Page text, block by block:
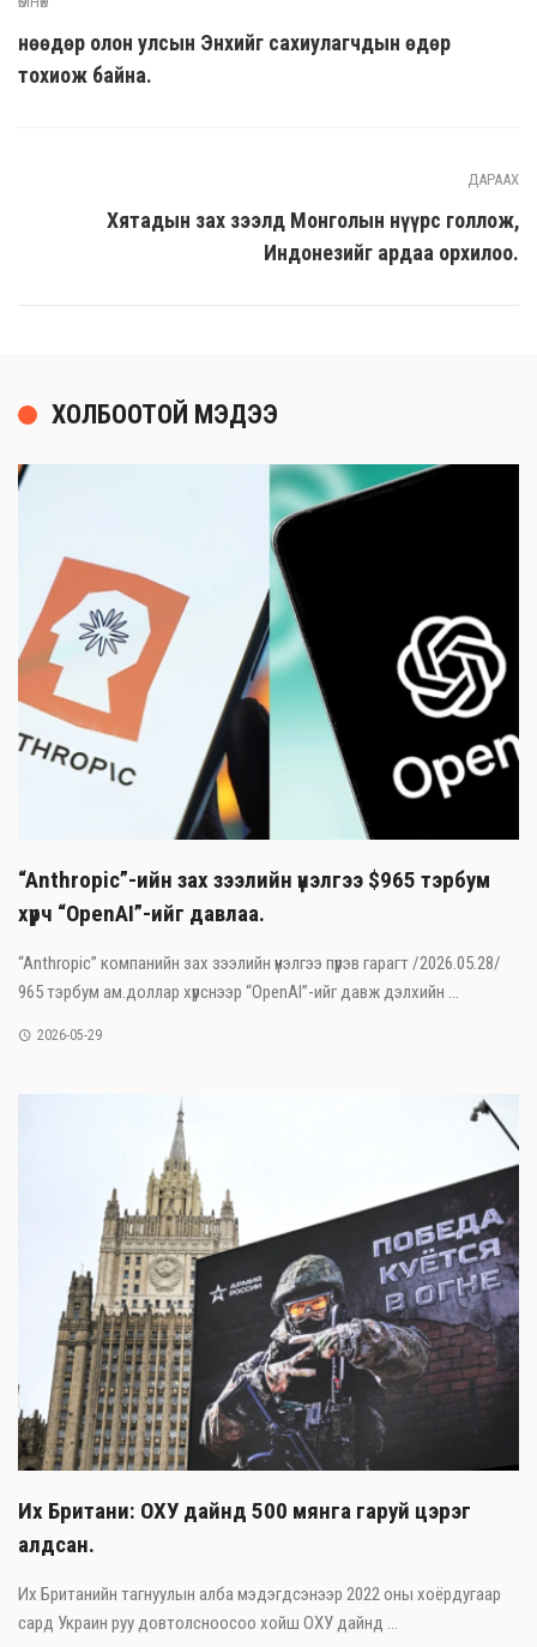
Өнөөдөр олон улсын Энхийг сахиулагчдын өдөр
тохиож байна.
ДАРААХ
Хятадын зах зээлд Монголын нүүрс голлож,
Индонезийг ардаа орхилоо.
ХОЛБООТОЙ МЭДЭЭ
“Anthropic”-ийн зах зээлийн үнэлгээ $965 тэрбум
хүрч “OpenAI”-ийг давлаа.
“Anthropic” компанийн зах зээлийн үнэлгээ пүрэв гарагт /2026.05.28/
965 тэрбум ам.доллар хүрснээр “OpenAI”-ийг давж дэлхийн ...
2026-05-29
Их Британи: ОХУ дайнд 500 мянга гаруй цэрэг
алдсан.
Их Британийн тагнуулын алба мэдэгдсэнээр 2022 оны хоёрдугаар
сард Украин руу довтолсноосоо хойш ОХУ дайнд ...